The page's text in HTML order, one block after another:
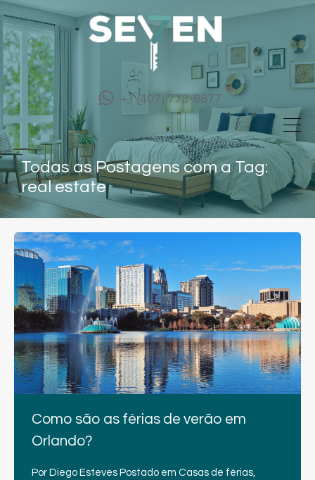
+1 (407) 773-8877
Todas as Postagens com a Tag:
real estate
Como são as férias de verão em
Orlando?
Por Diego Esteves Postado em Casas de férias,